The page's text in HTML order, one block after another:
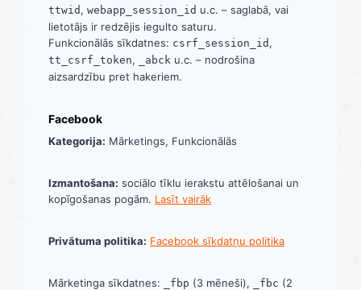
ttwid , webapp_session_id u.c. – saglabā, vai
lietotājs ir redzējis iegulto saturu.
Funkcionālās sīkdatnes: csrf_session_id ,
tt_csrf_token, _abck u.c. – nodrošina
aizsardzību pret hakeriem.
Facebook
Kategorija: Mārketings, Funkcionālās
Izmantošana: sociālo tīklu ierakstu attēlošanai un
kopīgošanas pogām. Lasīt vairāk
Privātuma politika: Facebook sīkdatņu politika
Mārketinga sīkdatnes: _fbp (3 mēneši), _fbc (2